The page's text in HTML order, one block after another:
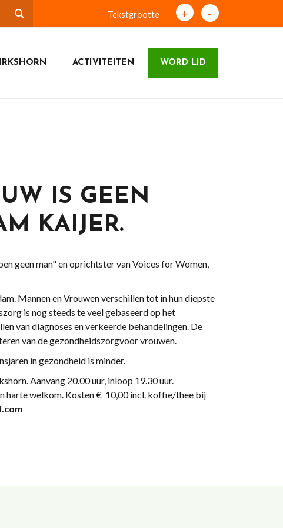
Tekstgrootte + -
ACTIVITEITEN WORD LID
IS GEEN
KAIJER.
geen man" en oprichtster van Voices for Women,
Mannen en Vrouwen verschillen tot in hun diepste
is nog steeds te veel gebaseerd op het
van diagnoses en verkeerde behandelingen. De
van de gezondheidszorgvoor vrouwen.
in gezondheid is minder.
Aanvang 20.00 uur, inloop 19.30 uur.
harte welkom. Kosten € 10,00 incl. koffie/thee bij